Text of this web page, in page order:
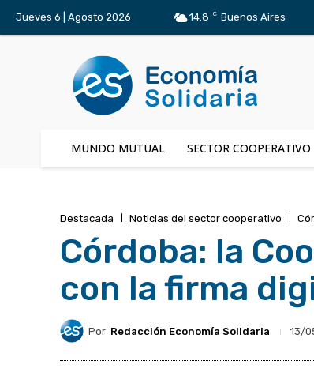
Jueves 6 | Agosto 2026 14.8 C Buenos Aires
MUNDO MUTUAL SECTOR COOPERATIVO
Destacada Noticias del sector cooperativo
Córdoba: la
con la firma
Por Redacción Economía Solidaria 13/